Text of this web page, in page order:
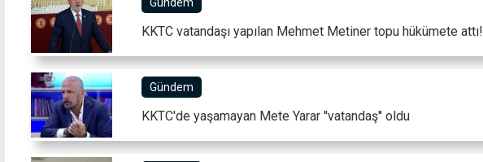
Gündem
KKTC vatandaşı yapılan Mehmet Metiner topu hükümete attı!
Gündem
KKTC'de yaşamayan Mete Yarar ''vatandaş'' oldu